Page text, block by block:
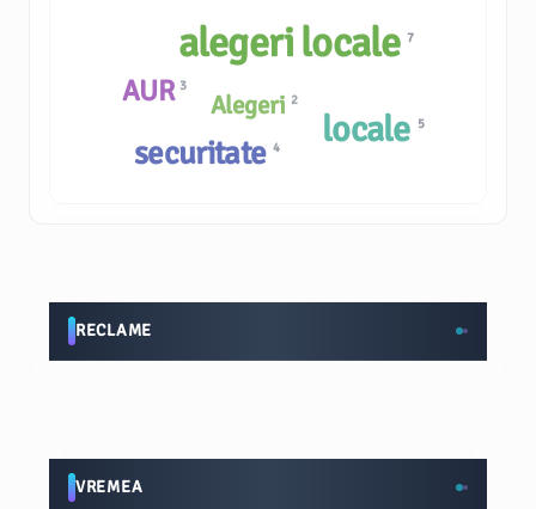
AUR 3
securitate 4
Alegeri 2
alegeri locale7
locale 5
RECLAME
VREMEA